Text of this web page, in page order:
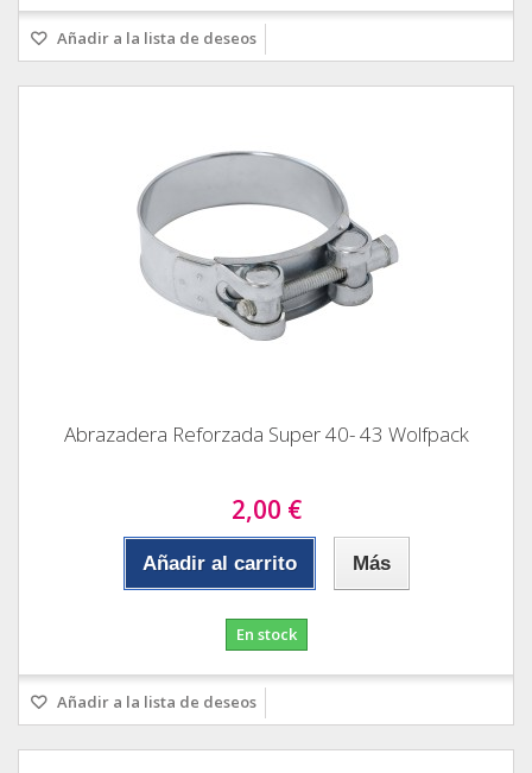
Añadir a la lista de deseos
Abrazadera Reforzada Super 40- 43 Wolfpack
2,00 €
Añadir al carrito Más
En stock
Añadir a la lista de deseos